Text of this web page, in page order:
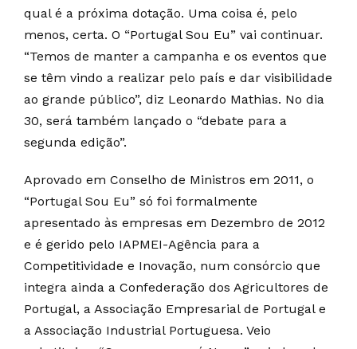
qual é a próxima dotação. Uma coisa é, pelo
menos, certa. O “Portugal Sou Eu” vai continuar.
“Temos de manter a campanha e os eventos que
se têm vindo a realizar pelo país e dar visibilidade
ao grande público”, diz Leonardo Mathias. No dia
30, será também lançado o “debate para a
segunda edição”.
Aprovado em Conselho de Ministros em 2011, o
“Portugal Sou Eu” só foi formalmente
apresentado às empresas em Dezembro de 2012
e é gerido pelo IAPMEI-Agência para a
Competitividade e Inovação, num consórcio que
integra ainda a Confederação dos Agricultores de
Portugal, a Associação Empresarial de Portugal e
a Associação Industrial Portuguesa. Veio